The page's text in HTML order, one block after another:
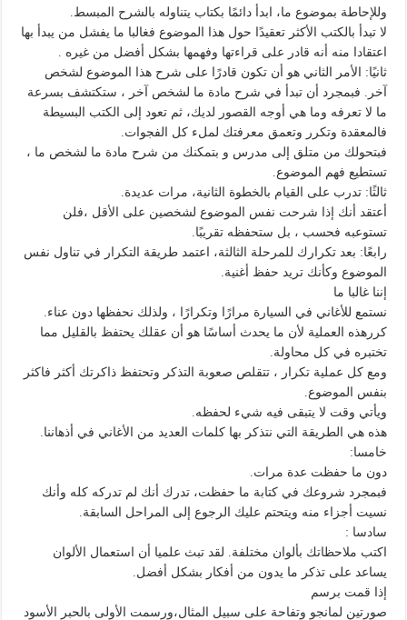
وللإحاطة بموضوع ما، ابدأ دائمًا بكتاب يتناوله بالشرح المبسط.
لا تبدأ بالكتب الأكثر تعقيدًا حول هذا الموضوع فغالبا ما يفشل من يبدأ بها
اعتقادا منه أنه قادر على قراءتها وفهمها بشكل أفضل من غيره .
ثانيًا: الأمر الثاني هو أن تكون قادرًا على شرح هذا الموضوع لشخص
آخر. فبمجرد أن تبدأ في شرح مادة ما لشخص آخر ، ستكتشف بسرعة
ما لا تعرفه وما هي أوجه القصور لديك، ثم تعود إلى الكتب البسيطة
فالمعقدة وتكرر وتعمق معرفتك لملء كل الفجوات.
فبتحولك من متلق إلى مدرس و بتمكنك من شرح مادة ما لشخص ما ،
تستطيع فهم الموضوع.
ثالثًا: تدرب على القيام بالخطوة الثانية، مرات عديدة.
أعتقد أنك إذا شرحت نفس الموضوع لشخصين على الأقل ،فلن
تستوعبه فحسب ، بل ستحفظه تقريبًا.
رابعًا: بعد تكرارك للمرحلة الثالثة، اعتمد طريقة التكرار في تناول نفس
الموضوع وكأنك تريد حفظ أغنية.
إننا غالبا ما
نستمع للأغاني في السيارة مرارًا وتكرارًا ، ولذلك نحفظها دون عناء.
كررهذه العملية لأن ما يحدث أساسًا هو أن عقلك يحتفظ بالقليل مما
تختبره في كل محاولة.
ومع كل عملية تكرار ، تتقلص صعوبة التذكر وتحتفظ ذاكرتك أكثر فاكثر
بنفس الموضوع.
ويأتي وقت لا يتبقى فيه شيء لحفظه.
هذه هي الطريقة التي نتذكر بها كلمات العديد من الأغاني في أذهاننا.
خامسا:
دون ما حفظت عدة مرات.
فبمجرد شروعك في كتابة ما حفظت، تدرك أنك لم تدركه كله وأنك
نسيت أجزاء منه ويتحتم عليك الرجوع إلى المراحل السابقة.
سادسا :
اكتب ملاحظاتك بألوان مختلفة. لقد تبث علميا أن استعمال الألوان
يساعد على تذكر ما يدون من أفكار بشكل أفضل.
إذا قمت برسم
صورتين لمانجو وتفاحة على سبيل المثال،ورسمت الأولى بالحبر الأسود